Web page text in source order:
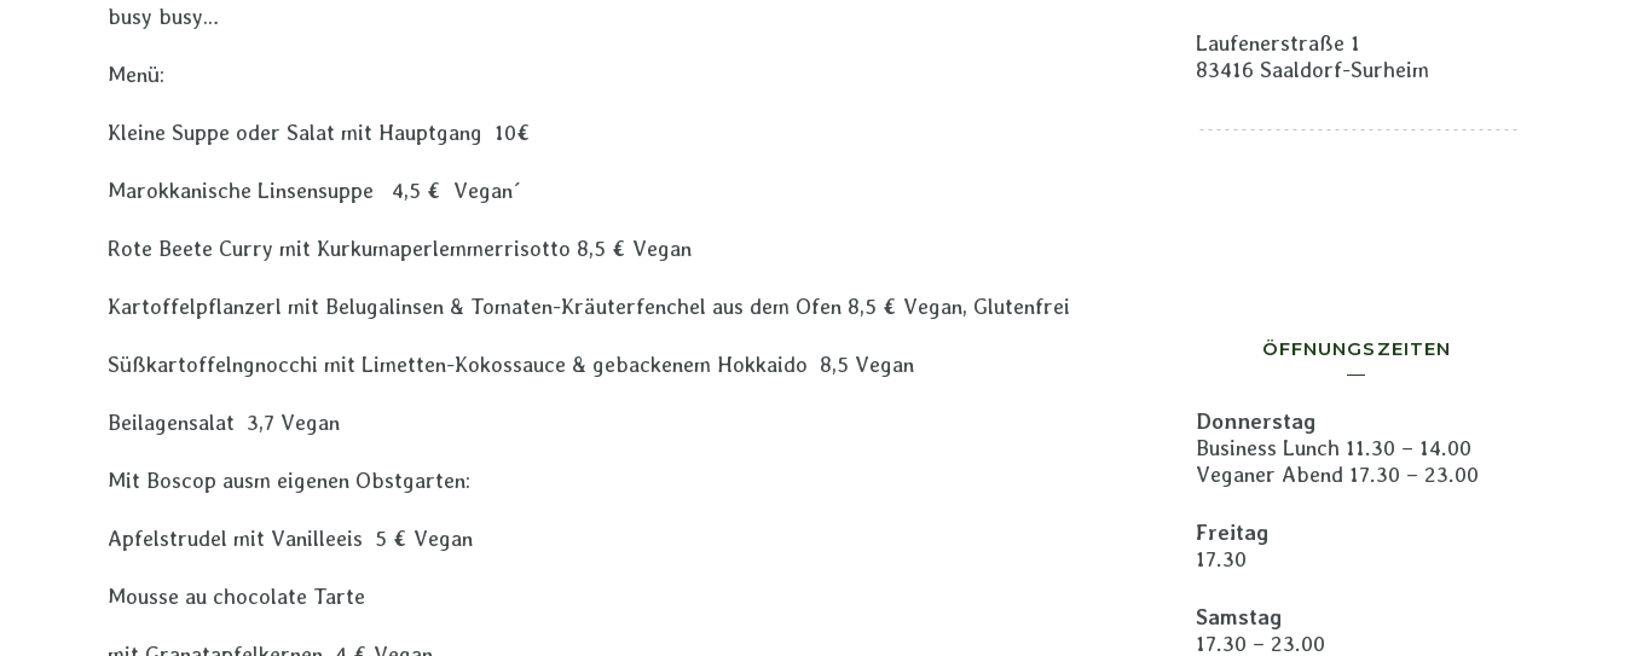
busy busy…
Menü:
Kleine Suppe oder Salat mit Hauptgang 10€
Marokkanische Linsensuppe 4,5 € Vegan´
Rote Beete Curry mit Kurkumaperlemmerrisotto 8,5 € Vegan
Kartoffelpflanzerl mit Belugalinsen & Tomaten-Kräuterfenchel aus dem Ofen 8,5 € Vegan, Glutenfrei
Süßkartoffelngnocchi mit Limetten-Kokossauce & gebackenem Hokkaido 8,5 Vegan
Beilagensalat 3,7 Vegan
Mit Boscop ausm eigenen Obstgarten:
Apfelstrudel mit Vanilleeis 5 € Vegan
Mousse au chocolate Tarte
Laufenerstraße 1
83416 Saaldorf-Surheim
ÖFFNUNGSZEITEN
Donnerstag
Business Lunch 11.30 – 14.00
Veganer Abend 17.30 – 23.00
Freitag
17.30
Samstag
17.30 – 23.00